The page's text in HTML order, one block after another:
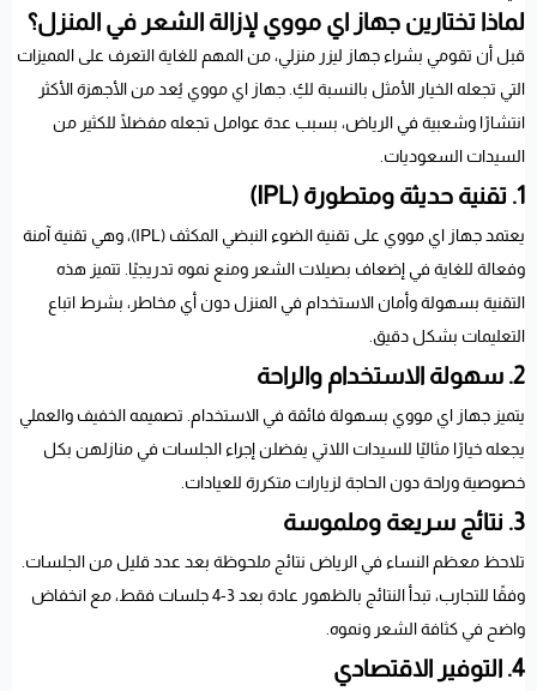
لماذا تختارين جهاز اي مووي لإزالة الشعر في المنزل؟
قبل أن تقومي بشراء جهاز ليزر منزلي، من المهم للغاية التعرف على المميزات
التي تجعله الخيار الأمثل بالنسبة لكِ. جهاز اي مووي يُعد من الأجهزة الأكثر
انتشارًا وشعبية في الرياض، بسبب عدة عوامل تجعله مفضلًا للكثير من
السيدات السعوديات.
1. تقنية حديثة ومتطورة (IPL)
يعتمد جهاز اي مووي على تقنية الضوء النبضي المكثف (IPL)، وهي تقنية آمنة
وفعالة للغاية في إضعاف بصيلات الشعر ومنع نموه تدريجيًا. تتميز هذه
التقنية بسهولة وأمان الاستخدام في المنزل دون أي مخاطر، بشرط اتباع
التعليمات بشكل دقيق.
2. سهولة الاستخدام والراحة
يتميز جهاز اي مووي بسهولة فائقة في الاستخدام. تصميمه الخفيف والعملي
يجعله خيارًا مثاليًا للسيدات اللاتي يفضلن إجراء الجلسات في منازلهن بكل
خصوصية وراحة دون الحاجة لزيارات متكررة للعيادات.
3. نتائج سريعة وملموسة
تلاحظ معظم النساء في الرياض نتائج ملحوظة بعد عدد قليل من الجلسات.
وفقًا للتجارب، تبدأ النتائج بالظهور عادة بعد 3-4 جلسات فقط، مع انخفاض
واضح في كثافة الشعر ونموه.
4. التوفير الاقتصادي